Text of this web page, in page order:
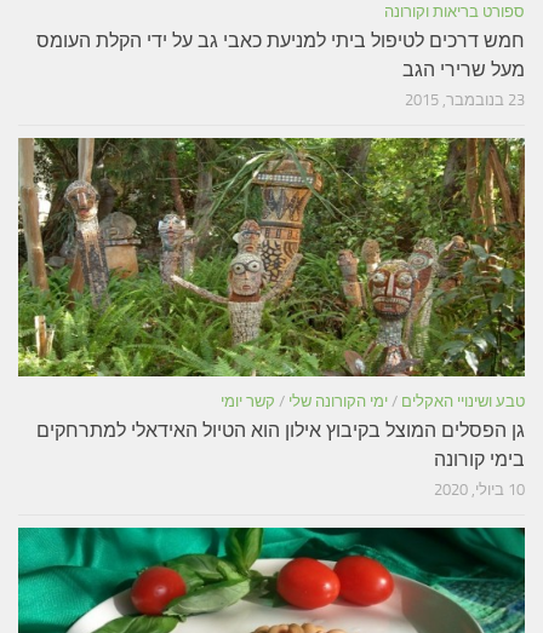
ספורט בריאות וקורונה
חמש דרכים לטיפול ביתי למניעת כאבי גב על ידי הקלת העומס
מעל שרירי הגב
23 בנובמבר, 2015
טבע ושינויי האקלים / ימי הקורונה שלי / קשר יומי
גן הפסלים המוצל בקיבוץ אילון הוא הטיול האידאלי למתרחקים
בימי קורונה
10 ביולי, 2020